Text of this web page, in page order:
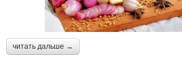
читать дальше →